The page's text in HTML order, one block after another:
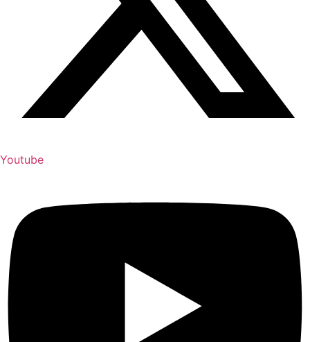
Youtube